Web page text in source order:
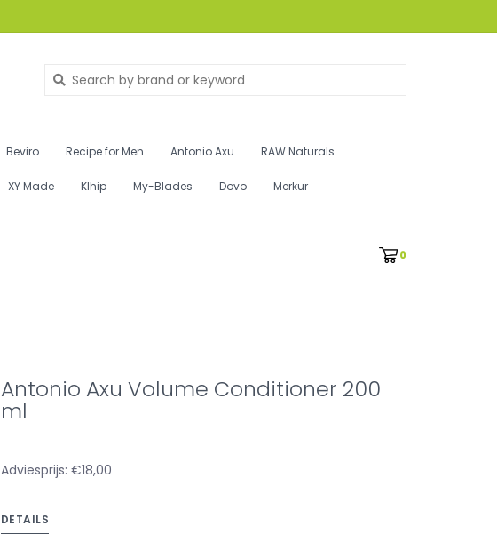
Beviro Recipe for Men Antonio Axu RAW Naturals
XY Made Klhip My-Blades Dovo Merkur
0
Antonio Axu Volume Conditioner 200
ml
Adviesprijs: €18,00
DETAILS